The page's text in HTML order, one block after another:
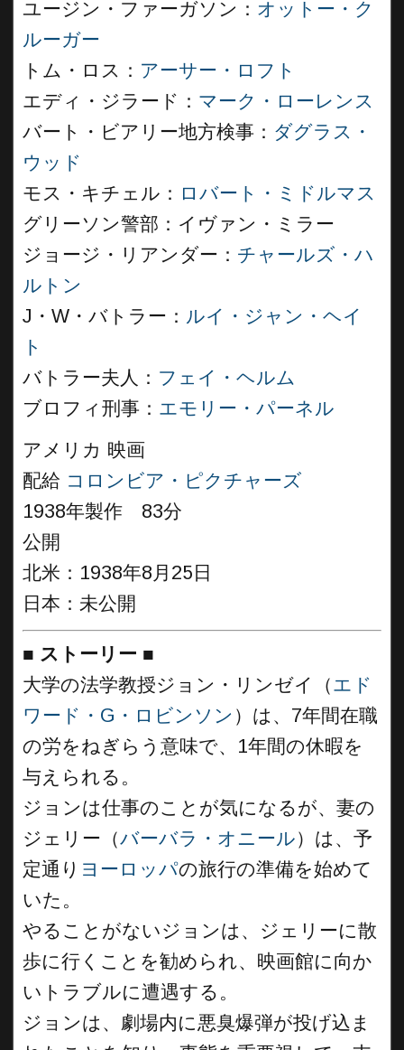
ユージン・ファーガソン： オットー・ク
ルーガー
トム・ロス： アーサー・ロフト
エディ・ジラード： マーク・ローレンス
バート・ビアリー地方検事： ダグラス・
ウッド
モス・キチェル： ロバート・ミドルマス
グリーソン警部：イヴァン・ミラー
ジョージ・リアンダー： チャールズ・ハ
ルトン
J・W・バトラー： ルイ・ジャン・ヘイ
ト
バトラー夫人： フェイ・ヘルム
ブロフィ刑事： エモリー・パーネル
アメリカ 映画
配給 コロンビア・ピクチャーズ
1938年製作 83分
公開
北米：1938年8月25日
日本：未公開
■ ストーリー ■
大学の法学教授ジョン・リンゼイ（エド
ワード・G・ロビンソン ）は、7年間在職
の労をねぎらう意味で、1年間の休暇を
与えられる。
ジョンは仕事のことが気になるが、妻の
ジェリー（バーバラ・オニール）は、予
定通り ヨーロッパの旅行の準備を始めて
いた。
やることがないジョンは、ジェリーに散
歩に行くことを勧められ、映画館に向か
いトラブルに遭遇する。
ジョンは、劇場内に悪臭爆弾が投げ込ま